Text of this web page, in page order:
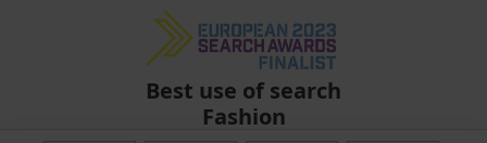
Best use of search
Fashion